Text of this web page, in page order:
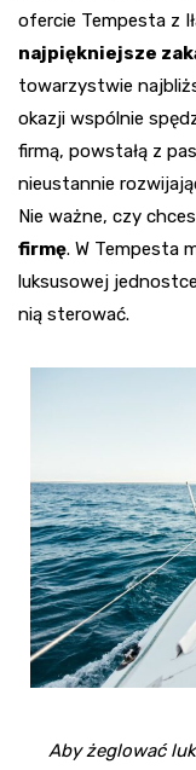
ofercie Tempesta z
najpiękniejsze
towarzystwie
okazji wspólnie
firmą, powstałą z
nieustannie
Nie ważne, czy
firmę. W Tempesta
luksusowej
nią sterować.
Aby żeglować